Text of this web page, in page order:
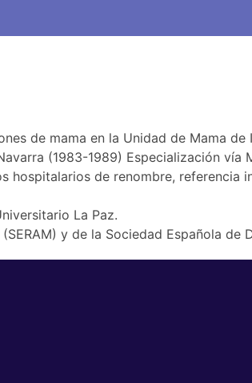
de mama en la Unidad de Mama de
(1983-1989) Especialización vía
hospitalarios de renombre, referencia
La Paz.
y de la Sociedad Española de